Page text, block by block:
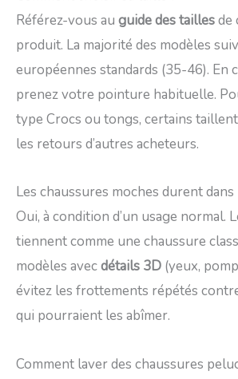
Référez-vous au guide des taillesde
produit. La majorité des modèles
européennes standards (35-46). En
prenez votre pointure habituelle.
type Crocs ou tongs, certains
les retours d’autres acheteurs.
Les chaussures moches durent dans
Oui, à condition d’un usage normal.
tiennent comme une chaussure
modèles avecdétails 3D (yeux,
évitez les frottements répétés
qui pourraient les abîmer.
Comment laver des chaussures